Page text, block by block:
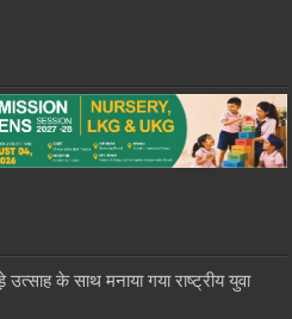
के साथ मनाया गया राष्ट्रीय युवा